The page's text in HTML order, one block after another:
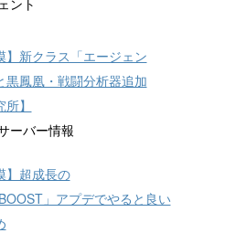
】新クラス「エージェン
黒鳳凰・戦闘分析器追加
】
ーバー情報
】超成長の
」アプデでやると良い